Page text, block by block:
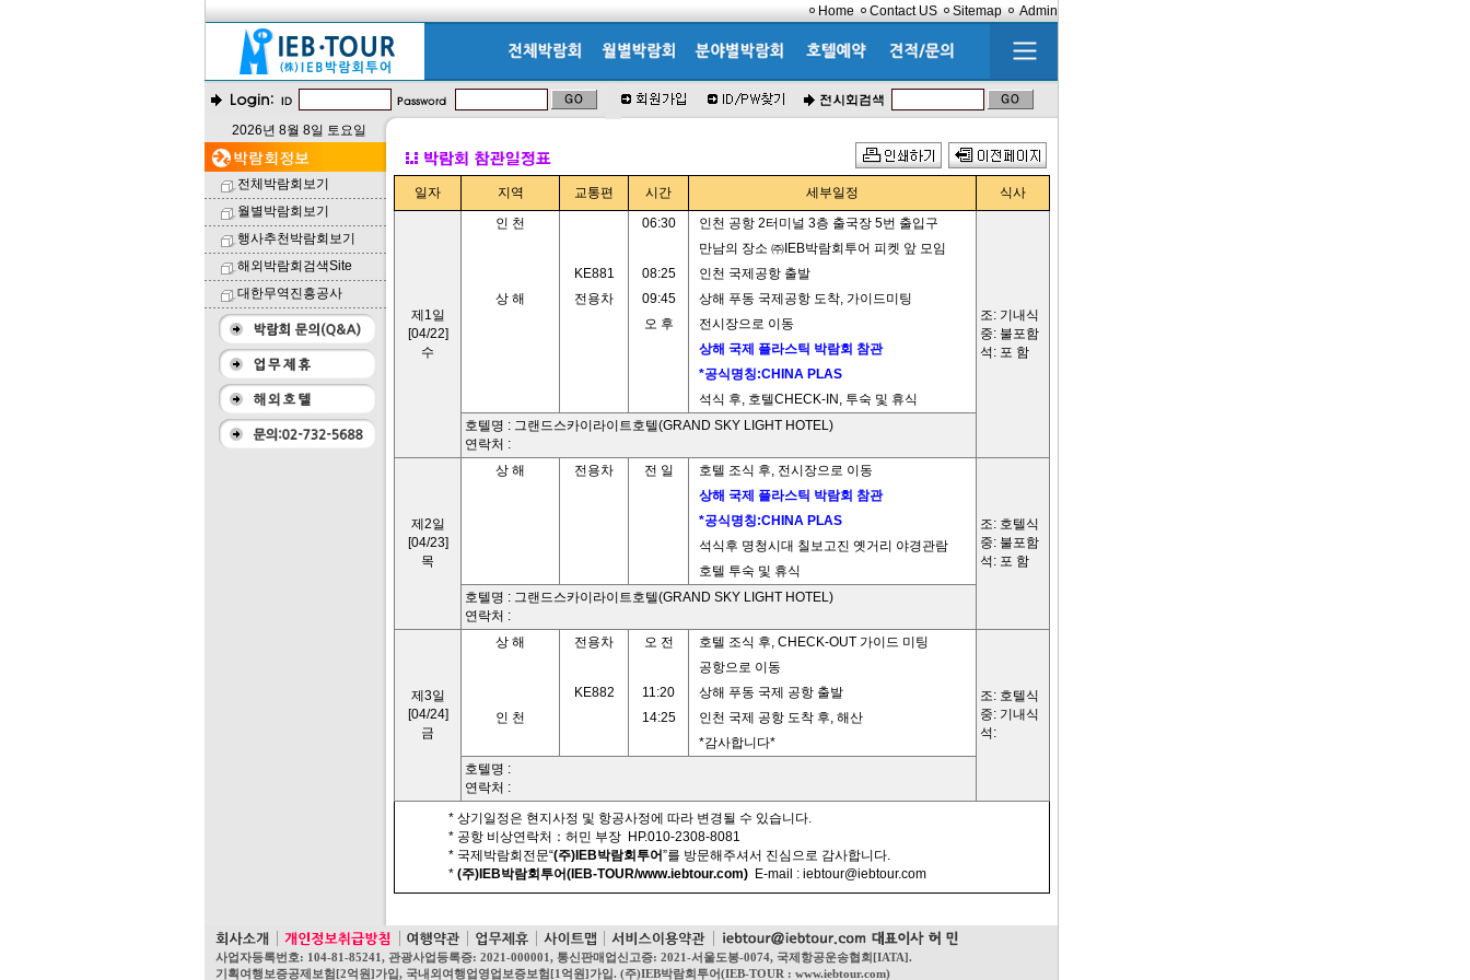
Home Contact US Sitemap Admin
2026년 8월 8일 토요일
전체박람회보기
월별박람회보기
행사추천박람회보기
해외박람회검색Site
대한무역진흥공사
일자 지역 교통편 시간 세부일정 식사
제1일
[04/22]
수
인 천 06:30 인천 공항 2터미널 3층 출국장 5번 출입구
조: 기내식
중: 불포함
석: 포 함
만남의 장소 ㈜IEB박람회투어 피켓 앞 모임
KE881
08:25
인천 국제공항 출발
상 해
전용차 09:45
상해 푸동 국제공항 도착, 가이드미팅
오 후
전시장으로 이동
상해 국제 플라스틱 박람회 참관
*공식명칭:CHINA PLAS
석식 후, 호텔CHECK-IN, 투숙 및 휴식
호텔명 : 그랜드스카이라이트호텔(GRAND SKY LIGHT HOTEL)
연락처 :
제2일
[04/23]
목
상 해 전용차 전 일 호텔 조식 후, 전시장으로 이동
조: 호텔식
중: 불포함
석: 포 함
상해 국제 플라스틱 박람회 참관
*공식명칭:CHINA PLAS
석식후 명청시대 칠보고진 옛거리 야경관람
호텔 투숙 및 휴식
호텔명 : 그랜드스카이라이트호텔(GRAND SKY LIGHT HOTEL)
연락처 :
제3일
[04/24]
금
상 해 전용차 오 전 호텔 조식 후, CHECK-OUT 가이드 미팅
조: 호텔식
중: 기내식
석:
공항으로 이동
KE882
11:20
상해 푸동 국제 공항 출발
인 천
14:25
인천 국제 공항 도착 후, 해산
*감사합니다*
호텔명 :
연락처 :
* 상기일정은 현지사정 및 항공사정에 따라 변경될 수 있습니다.
* 공항 비상연락처：허민 부장 HP.010-2308-8081
* 국제박람회전문“(주)IEB박람회투어”를 방문해주셔서 진심으로 감사합니다.
* (주)IEB박람회투어(IEB-TOUR/www.iebtour.com) E-mail : iebtour@iebtour.com
사업자등록번호: 104-81-85241, 관광사업등록증: 2021-000001, 통신판매업신고증: 2021-서울도봉-0074, 국제항공운송협회[IATA].
기획여행보증공제보험[2억원]가입, 국내외여행업영업보증보험[1억원]가입. (주)IEB박람회투어(IEB-TOUR : www.iebtour.com)